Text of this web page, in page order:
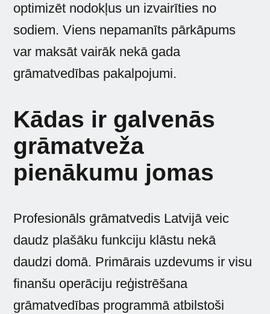
optimizēt nodokļus un izvairīties no
sodiem. Viens nepamanīts pārkāpums
var maksāt vairāk nekā gada
grāmatvedības pakalpojumi.
Kādas ir galvenās
grāmatveža
pienākumu jomas
Profesionāls grāmatvedis Latvijā veic
daudz plašāku funkciju klāstu nekā
daudzi domā. Primārais uzdevums ir visu
finanšu operāciju reģistrēšana
grāmatvedības programmā atbilstoši